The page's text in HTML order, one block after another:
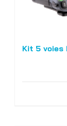
Kit 5 voies